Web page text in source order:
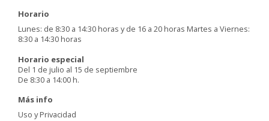
Horario
Lunes: de 8:30 a 14:30 horas y de 16 a 20 horas Martes a Viernes:
8:30 a 14:30 horas
Horario especial
Del 1 de julio al 15 de septiembre
De 8:30 a 14:00 h.
Más info
Uso y Privacidad